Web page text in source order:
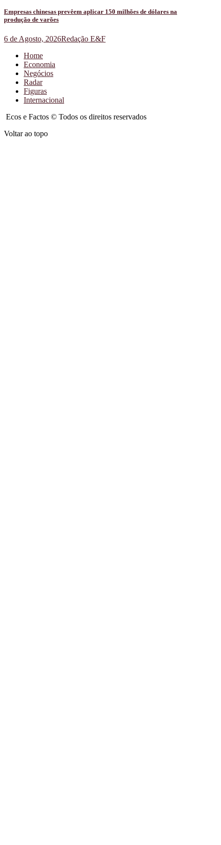
Empresas chinesas prevêem aplicar 150 milhões de dólares na
produção de varões
6 de Agosto, 2026Redação E&F
Home
Economia
Negócios
Radar
Figuras
Internacional
Ecos e Factos © Todos os direitos reservados
Voltar ao topo